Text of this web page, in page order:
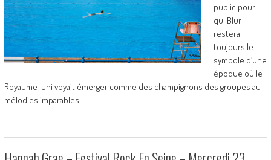
public pour
qui Blur
restera
toujours le
symbole d’une
époque où le
Royaume-Uni voyait émerger comme des champignons des groupes au
mélodies imparables.